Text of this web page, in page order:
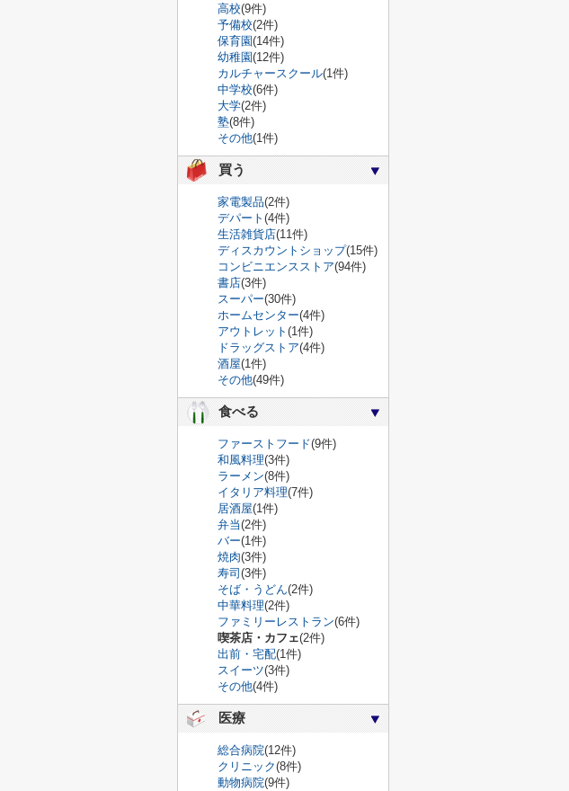
高校(9件)
予備校(2件)
保育園(14件)
幼稚園(12件)
カルチャースクール(1件)
中学校(6件)
大学(2件)
塾(8件)
その他(1件)
買う
家電製品(2件)
デパート (4件)
生活雑貨店(11件)
ディスカウントショップ(15件)
コンビニエンスストア(94件)
書店(3件)
スーパー(30件)
ホームセンター(4件)
アウトレット (1件)
ドラッグストア(4件)
酒屋(1件)
その他(49件)
食べる
ファーストフード(9件)
和風料理(3件)
ラーメン(8件)
イタリア料理(7件)
居酒屋(1件)
弁当(2件)
バー(1件)
焼肉(3件)
寿司 (3件)
そば・うどん(2件)
中華料理(2件)
ファミリーレストラン(6件)
喫茶店・カフェ(2件)
出前・宅配(1件)
スイーツ(3件)
その他(4件)
医療
総合病院(12件)
クリニック(8件)
動物病院(9件)